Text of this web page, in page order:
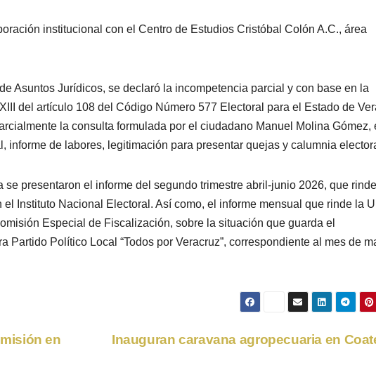
institucional con el Centro de Estudios Cristóbal Colón A.C., área
Asuntos Jurídicos, se declaró la incompetencia parcial y con base en la
del artículo 108 del Código Número 577 Electoral para el Estado de
la consulta formulada por el ciudadano Manuel Molina Gómez,
informe de labores, legitimación para presentar quejas y calumnia
se presentaron el informe del segundo trimestre abril-junio 2026, que
Instituto Nacional Electoral. Así como, el informe mensual que rinde la
Especial de Fiscalización, sobre la situación que guarda el
Partido Político Local “Todos por Veracruz”, correspondiente al mes de
Inauguran caravana agropecuaria en
en